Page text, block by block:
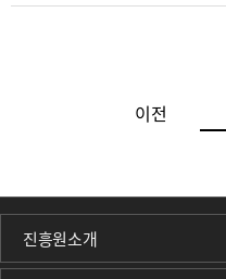
이전
진흥원소개